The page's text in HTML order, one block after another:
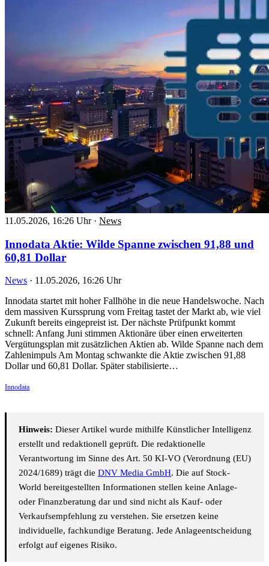
11.05.2026, 16:26 Uhr · News
Innodata Aktie: Wilde Spanne zwischen 91,88 und
60,81 Dollar
News · 11.05.2026, 16:26 Uhr
Innodata startet mit hoher Fallhöhe in die neue Handelswoche. Nach
dem massiven Kurssprung vom Freitag tastet der Markt ab, wie viel
Zukunft bereits eingepreist ist. Der nächste Prüfpunkt kommt
schnell: Anfang Juni stimmen Aktionäre über einen erweiterten
Vergütungsplan mit zusätzlichen Aktien ab. Wilde Spanne nach dem
Zahlenimpuls Am Montag schwankte die Aktie zwischen 91,88
Dollar und 60,81 Dollar. Später stabilisierte…
Innodata
Hinweis: Dieser Artikel wurde mithilfe Künstlicher Intelligenz
erstellt und redaktionell geprüft. Die redaktionelle
Verantwortung im Sinne des Art. 50 KI-VO (Verordnung (EU)
2024/1689) trägt die DNV Media GmbH. Die auf Stock-
World bereitgestellten Informationen stellen keine Anlage-
oder Finanzberatung dar und sind nicht als Kauf- oder
Verkaufsempfehlung zu verstehen. Sie ersetzen keine
individuelle, fachkundige Beratung. Jede Anlageentscheidung
erfolgt auf eigenes Risiko.